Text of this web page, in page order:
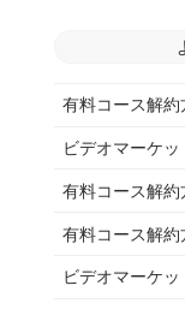
有料コース解
有料コース解